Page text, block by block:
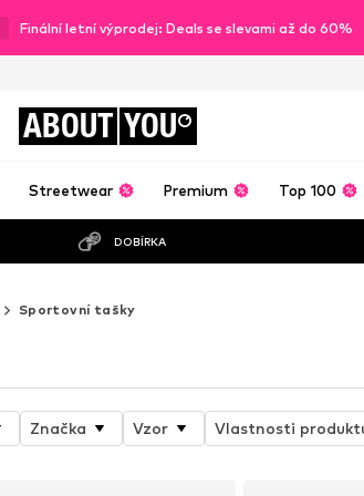
Finální letní výprodej: Deals se slevami až do 60%
ABOUT YOU
Streetwear Premium Top 100
DOBÍRKA
Sportovní tašky
Značka Vzor Vlastnosti